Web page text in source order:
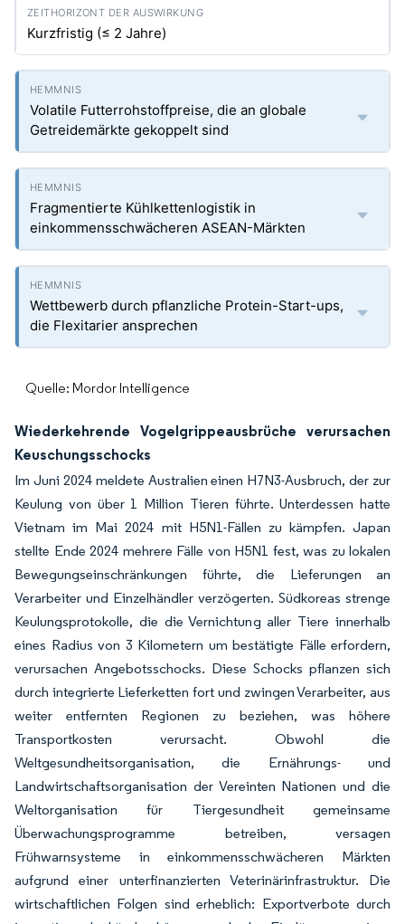
Kurzfristig (≤ 2 Jahre)
Volatile Futterrohstoffpreise, die an globale
Getreidemärkte gekoppelt sind
Fragmentierte Kühlkettenlogistik in
einkommensschwächeren ASEAN-Märkten
Wettbewerb durch pflanzliche Protein-Start-ups,
die Flexitarier ansprechen
Quelle: Mordor Intelligence
Wiederkehrende Vogelgrippeausbrüche verursachen
Keuschungsschocks
Im Juni 2024 meldete Australien einen H7N3-Ausbruch, der zur
Keulung von über 1 Million Tieren führte. Unterdessen hatte
Vietnam im Mai 2024 mit H5N1-Fällen zu kämpfen. Japan
stellte Ende 2024 mehrere Fälle von H5N1 fest, was zu lokalen
Bewegungseinschränkungen führte, die Lieferungen an
Verarbeiter und Einzelhändler verzögerten. Südkoreas strenge
Keulungsprotokolle, die die Vernichtung aller Tiere innerhalb
eines Radius von 3 Kilometern um bestätigte Fälle erfordern,
verursachen Angebotsschocks. Diese Schocks pflanzen sich
durch integrierte Lieferketten fort und zwingen Verarbeiter, aus
weiter entfernten Regionen zu beziehen, was höhere
Transportkosten verursacht. Obwohl die
Weltgesundheitsorganisation, die Ernährungs- und
Landwirtschaftsorganisation der Vereinten Nationen und die
Weltorganisation für Tiergesundheit gemeinsame
Überwachungsprogramme betreiben, versagen
Frühwarnsysteme in einkommensschwächeren Märkten
aufgrund einer unterfinanzierten Veterinärinfrastruktur. Die
wirtschaftlichen Folgen sind erheblich: Exportverbote durch